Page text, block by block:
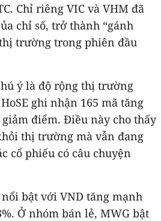
Chỉ riêng VIC và VHM đã
chỉ số, trở thành “gánh
trường trong phiên đầu
ý là độ rộng thị trường
ghi nhận 165 mã tăng
giảm điểm. Điều này cho thấy
thị trường mà vẫn đang
cổ phiếu có câu chuyện
bật với VND tăng mạnh
Ở nhóm bán lẻ, MWG bật